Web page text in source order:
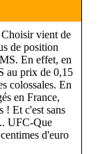
vient de
de position
En effet, en
au prix de 0,15
colossales. En
en France,
! Et c'est sans
UFC-Que
d'euro